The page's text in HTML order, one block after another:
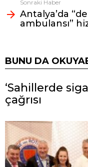
Sonraki Haber
Antalya’da
ambulansı”
BUNU DA
‘Sahillerde
çağrısı